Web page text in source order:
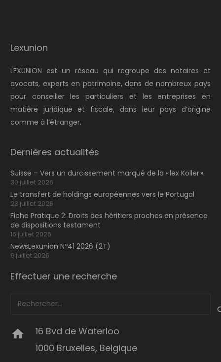
Lexunion
LEXUNION est un réseau qui regroupe des notaires et
avocats, experts en patrimoine, dans de nombreux pays
pour conseiller les particuliers et les entreprises en
matière juridique et fiscale, dans leur pays d’origine
comme à l’étranger.
Dernières actualités
Suisse – Vers un durcissement marqué de la « lex Koller »
30 juillet 2026
Le transfert de holdings européennes vers le Portugal
23 juillet 2026
Fiche Pratique 2: Droits des héritiers proches en présence
de dispositions testament
16 juillet 2026
NewsLexunion Nº41 2026 (2T)
9 juillet 2026
Effectuer une recherche
Rechercher :
home
16 Bvd de Waterloo
1000 Bruxelles, Belgique